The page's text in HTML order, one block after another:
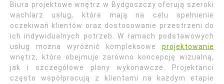
Biura projektowe wnętrz w Bydgoszczy oferują szeroki
wachlarz usług, które mają na celu spełnienie
oczekiwań klientów oraz dostosowanie przestrzeni do
ich indywidualnych potrzeb. W ramach podstawowych
usług można wyróżnić kompleksowe projektowanie
wnętrz, które obejmuje zarówno koncepcję wizualną,
jak i szczegółowe plany wykonawcze. Projektanci
często współpracują z klientami na każdym etapie